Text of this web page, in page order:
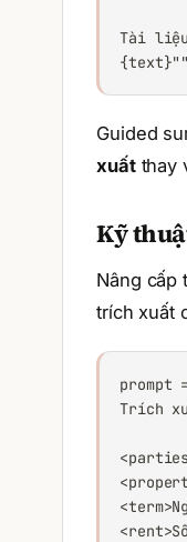
Tài
Guided
xuấtthay
Kỹ
Nâng cấp
trích xuất
prompt
Trích